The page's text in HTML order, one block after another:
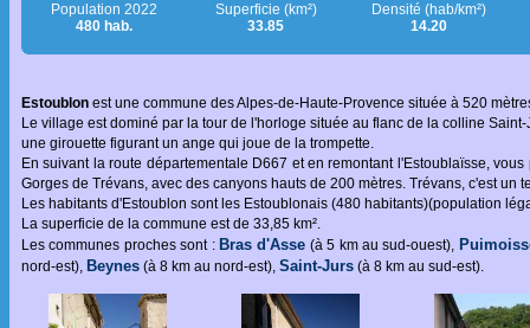
Population 2022
480 hab.
Superficie (km²)
33.85
Densité (hab/km²)
14.20
Estoublon est une commune des Alpes-de-Haute-Provence située à 520
Le village est dominé par la tour de l'horloge située au flanc de la colline
une girouette figurant un ange qui joue de la trompette.
En suivant la route départementale D667 et en remontant l'Estoublaïsse,
Gorges de Trévans, avec des canyons hauts de 200 mètres. Trévans, c'est
Les habitants d'Estoublon sont les Estoublonais (480 habitants)(population
La superficie de la commune est de 33,85 km².
Les communes proches sont : Bras d'Asse (à 5 km au sud-ouest),
nord-est), Beynes (à 8 km au nord-est), Saint-Jurs (à 8 km au sud-est).